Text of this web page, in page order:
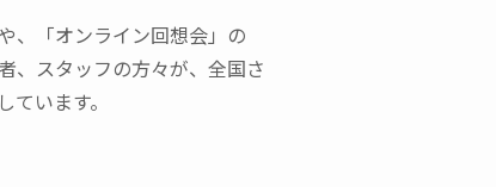
、「オンライン回想会」の
、スタッフの方々が、全国さ
います。